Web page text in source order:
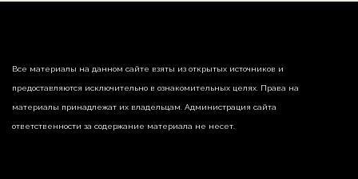
Все материалы на данном сайте взяты из открытых источников и
предоставляются исключительно в ознакомительных целях. Права на
материалы принадлежат их владельцам. Администрация сайта
ответственности за содержание материала не несет.